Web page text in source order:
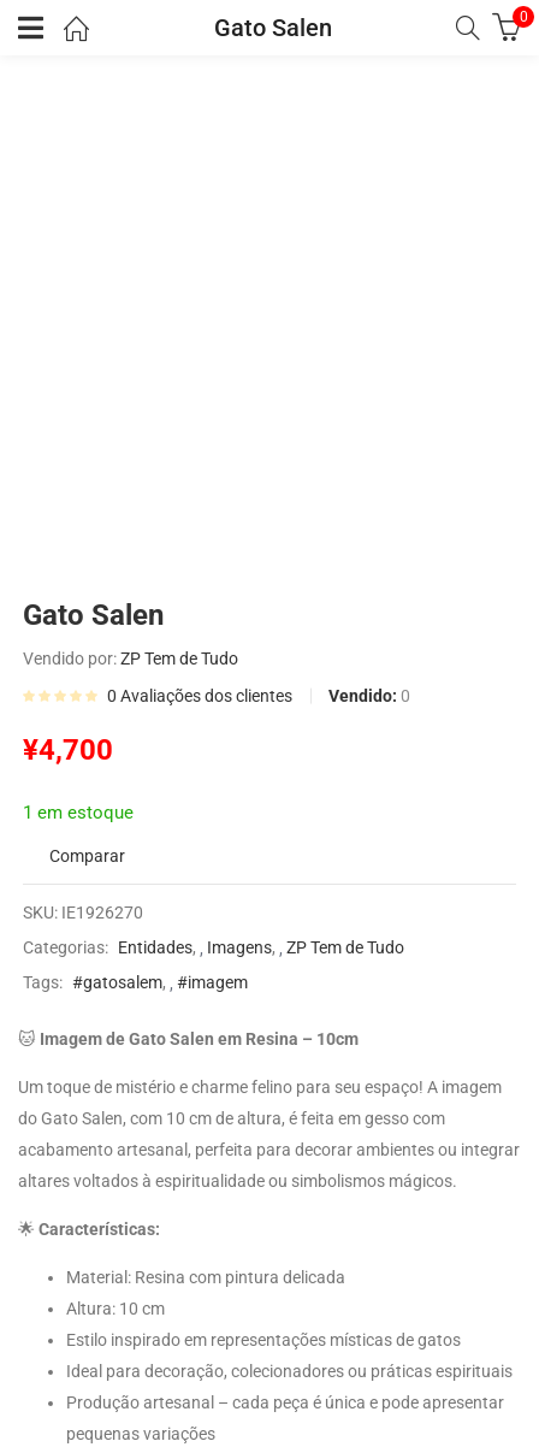
Gato Salen 0
Gato Salen
Vendido por:ZP Tem de Tudo
0 Avaliações dos clientes Vendido:0
¥4,700
1 em estoque
Comparar
SKU: IE1926270
Categorias: Entidades, Imagens,
ZP Tem de Tudo
Tags: #gatosalem, #imagem
🐱 Imagem de Gato Salen em Resina – 10cm
Um toque de mistério e charme felino para seu espaço! A imagem
do Gato Salen, com 10 cm de altura, é feita em gesso com
acabamento artesanal, perfeita para decorar ambientes ou integrar
altares voltados à espiritualidade ou simbolismos mágicos.
🌟 Características:
Material: Resina com pintura delicada
Altura: 10 cm
Estilo inspirado em representações místicas de gatos
Ideal para decoração, colecionadores ou práticas espirituais
Produção artesanal – cada peça é única e pode apresentar
pequenas variações